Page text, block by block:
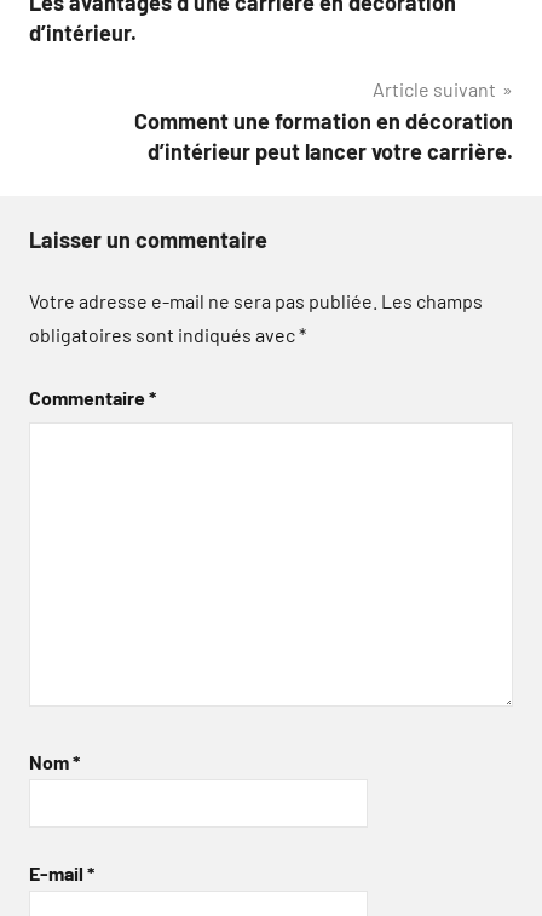
de
d’intérieur.
Article suivant
Comment une formation en décoration
d’intérieur peut lancer votre carrière.
Laisser un commentaire
Votre adresse e-mail ne sera pas publiée. Les champs
obligatoires sont indiqués avec*
Commentaire*
Nom*
E-mail *